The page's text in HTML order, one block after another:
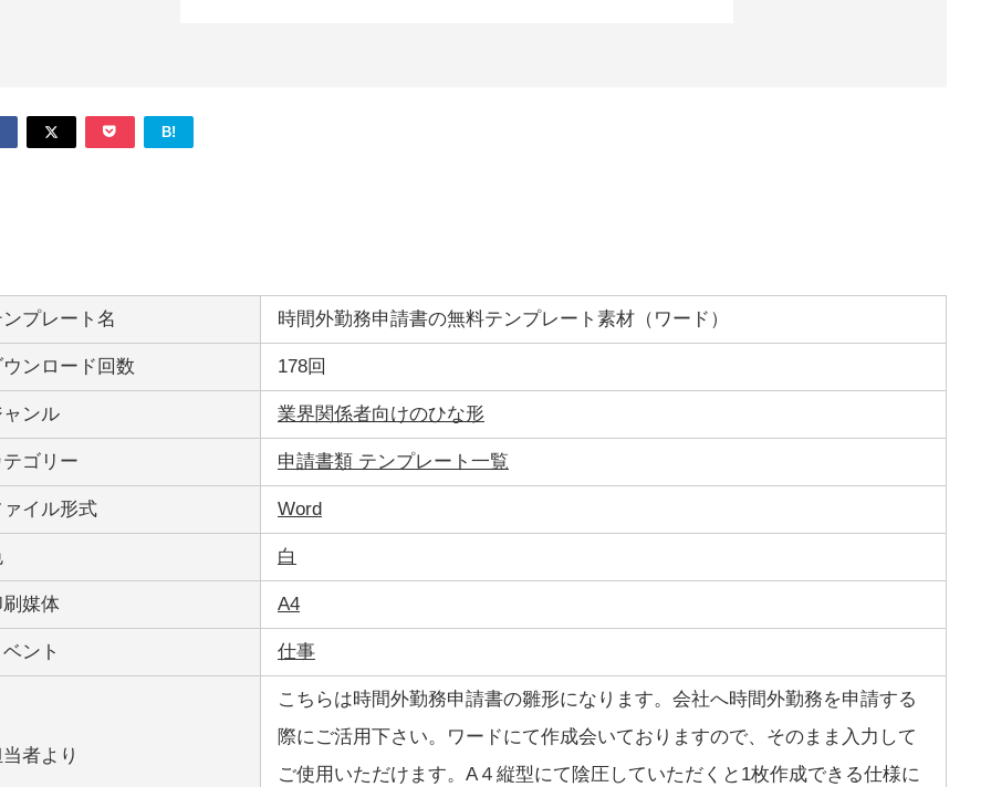
B!
プレート名 時間外勤務申請書の無料テンプレート素材（ワード）
ンロード回数 178回
ンル 業界関係者向けのひな形
ゴリー 申請書類 テンプレート一覧
イル形式 Word
白
媒体 A4
ント 仕事
者より
こちらは時間外勤務申請書の雛形になります。会社へ時間外勤務を申請する
際にご活用下さい。ワードにて作成会いておりますので、そのまま入力して
ご使用いただけます。A４縦型にて陰圧していただくと1枚作成できる仕様に